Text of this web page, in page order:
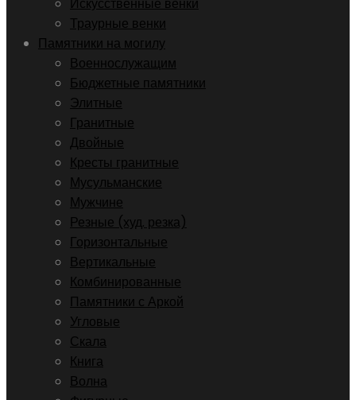
Искусственные венки
Траурные венки
Памятники на могилу
Военнослужащим
Бюджетные памятники
Элитные
Гранитные
Двойные
Кресты гранитные
Мусульманские
Мужчине
Резные (худ. резка)
Горизонтальные
Вертикальные
Комбинированные
Памятники с Аркой
Угловые
Скала
Книга
Волна